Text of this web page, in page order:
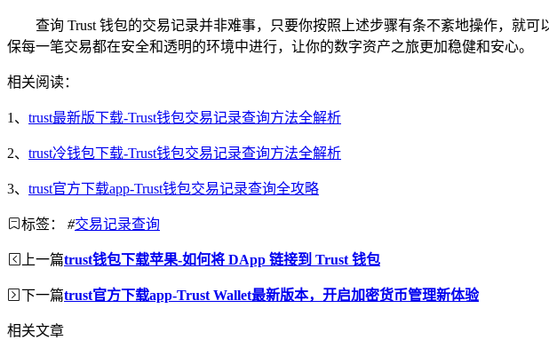
查询 Trust 钱包的交易记录并非难事，只要你按照上述步骤有条不紊地操作，就
保每一笔交易都在安全和透明的环境中进行，让你的数字资产之旅更加稳健和安心。
相关阅读：
1、 trust最新版下载-Trust钱包交易记录查询方法全解析
2、 trust冷钱包下载-Trust钱包交易记录查询方法全解析
3、 trust官方下载app-Trust钱包交易记录查询全攻略
标签： #交易记录查询
上一篇trust钱包下载苹果-如何将 DApp 链接到 Trust 钱包
下一篇trust官方下载app-Trust Wallet最新版本，开启加密货币管理新体验
相关文章